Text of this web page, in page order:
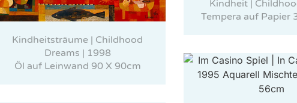
Kindheitsträume | Childhood
Dreams | 1998
Öl auf Leinwand 90 X 90cm
Kindheit |
Tempera auf Papier